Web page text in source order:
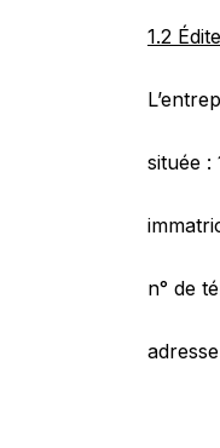
1.2
située :
n° de